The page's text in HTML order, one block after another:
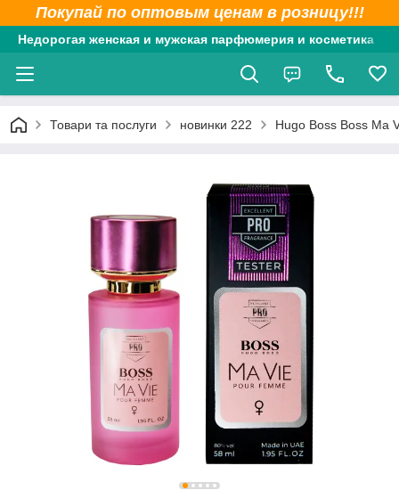
Покупай по оптовым ценам в розницу!!!
Недорогая женская и мужская парфюмерия и косметика
Товари та послуги новинки 222 Hugo Boss Boss Ma